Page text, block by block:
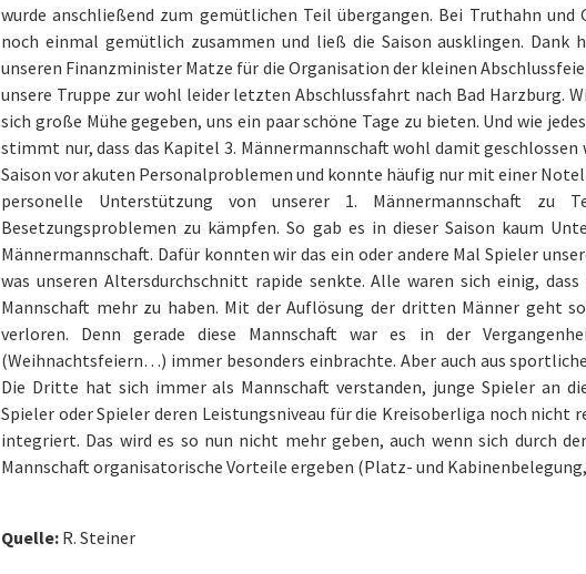
wurde anschließend zum gemütlichen Teil übergangen. Bei Truthahn
noch einmal gemütlich zusammen und ließ die Saison ausklingen. Dank
unseren Finanzminister Matze für die Organisation der kleinen
unsere Truppe zur wohl leider letzten Abschlussfahrt nach Bad Harzburg.
sich große Mühe gegeben, uns ein paar schöne Tage zu bieten. Und wie
stimmt nur, dass das Kapitel 3. Männermannschaft wohl damit
Saison vor akuten Personalproblemen und konnte häufig nur mit einer
personelle Unterstützung von unserer 1. Männermannschaft
Besetzungsproblemen zu kämpfen. So gab es in dieser Saison kaum
Männermannschaft. Dafür konnten wir das ein oder andere Mal Spieler
was unseren Altersdurchschnitt rapide senkte. Alle waren sich einig,
Mannschaft mehr zu haben. Mit der Auflösung der dritten Männer geht
verloren. Denn gerade diese Mannschaft war es in der
(Weihnachtsfeiern…) immer besonders einbrachte. Aber auch aus
Die Dritte hat sich immer als Mannschaft verstanden, junge Spieler an
Spieler oder Spieler deren Leistungsniveau für die Kreisoberliga noch nicht
integriert. Das wird es so nun nicht mehr geben, auch wenn sich durch
Mannschaft organisatorische Vorteile ergeben (Platz- und
Quelle: R. Steiner